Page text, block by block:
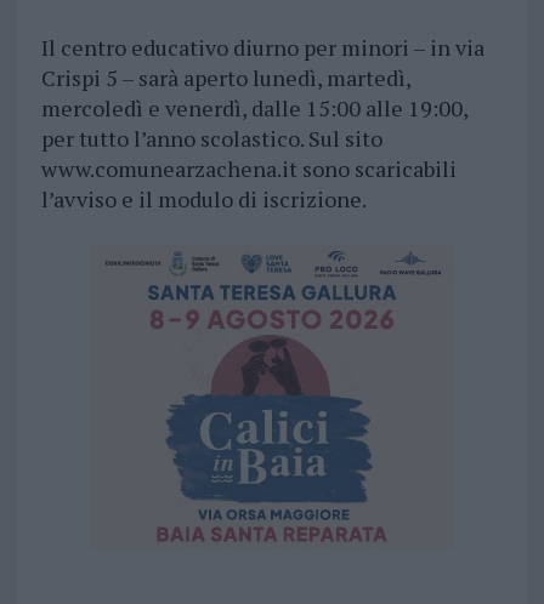
Il centro educativo diurno per minori – in via
Crispi 5 – sarà aperto lunedì, martedì,
mercoledì e venerdì, dalle 15:00 alle 19:00,
per tutto l’anno scolastico. Sul sito
www.comunearzachena.it sono scaricabili
l’avviso e il modulo di iscrizione.